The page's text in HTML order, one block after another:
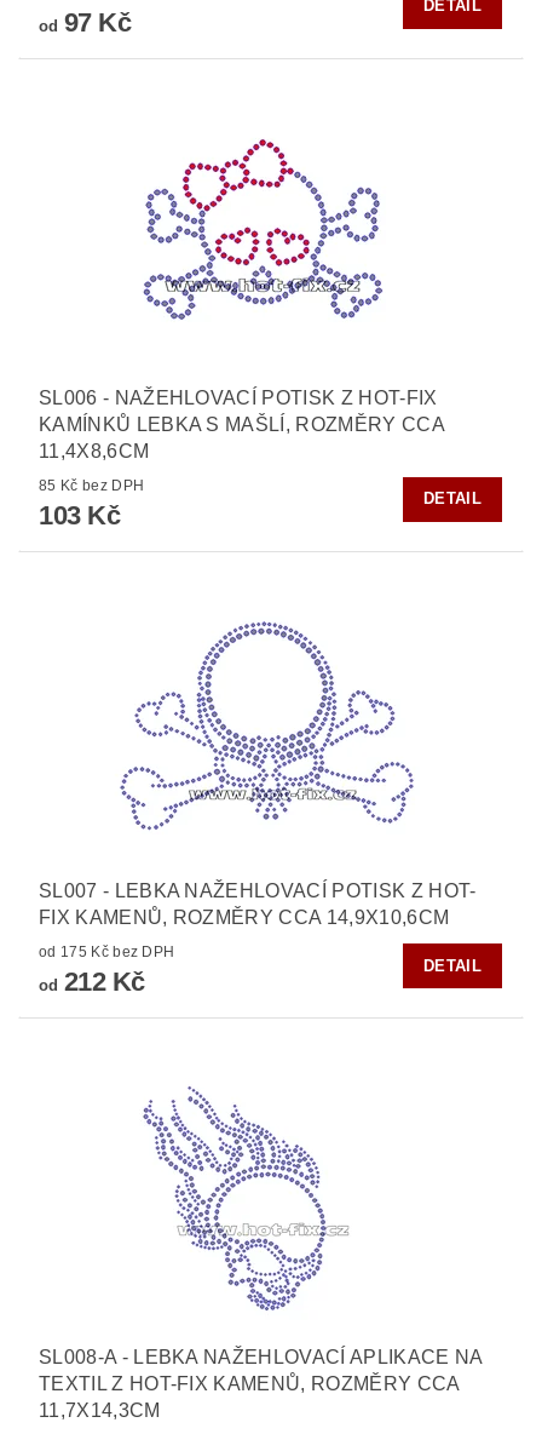
od 97 Kč
DETAIL
SL006 - NAŽEHLOVACÍ POTISK Z HOT-FIX
KAMÍNKŮ LEBKA S MAŠLÍ, ROZMĚRY CCA
11,4X8,6CM
85 Kč bez DPH
103 Kč
DETAIL
SL007 - LEBKA NAŽEHLOVACÍ POTISK Z HOT-
FIX KAMENŮ, ROZMĚRY CCA 14,9X10,6CM
od 175 Kč bez DPH
od 212 Kč
DETAIL
SL008-A - LEBKA NAŽEHLOVACÍ APLIKACE NA
TEXTIL Z HOT-FIX KAMENŮ, ROZMĚRY CCA
11,7X14,3CM